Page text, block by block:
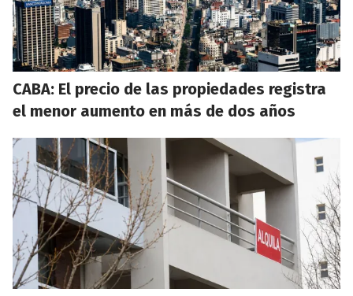
CABA: El precio de las propiedades registra
el menor aumento en más de dos años